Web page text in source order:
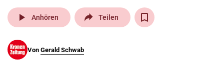
pin_drop
Wien arrow_right
play_arrow Anhören Teilen
Von Gerald Schwab